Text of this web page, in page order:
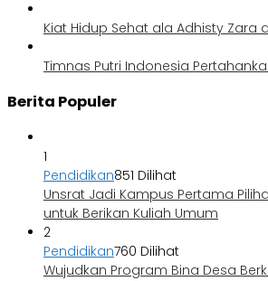
Kiat Hidup Sehat ala Adhisty Zara
Timnas Putri Indonesia
Berita Populer
1
Pendidikan851 Dilihat
Unsrat Jadi Kampus Pertama
untuk Berikan Kuliah Umum
2
Pendidikan760 Dilihat
Wujudkan Program Bina Desa